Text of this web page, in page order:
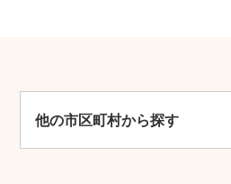
他の市区町村から探す